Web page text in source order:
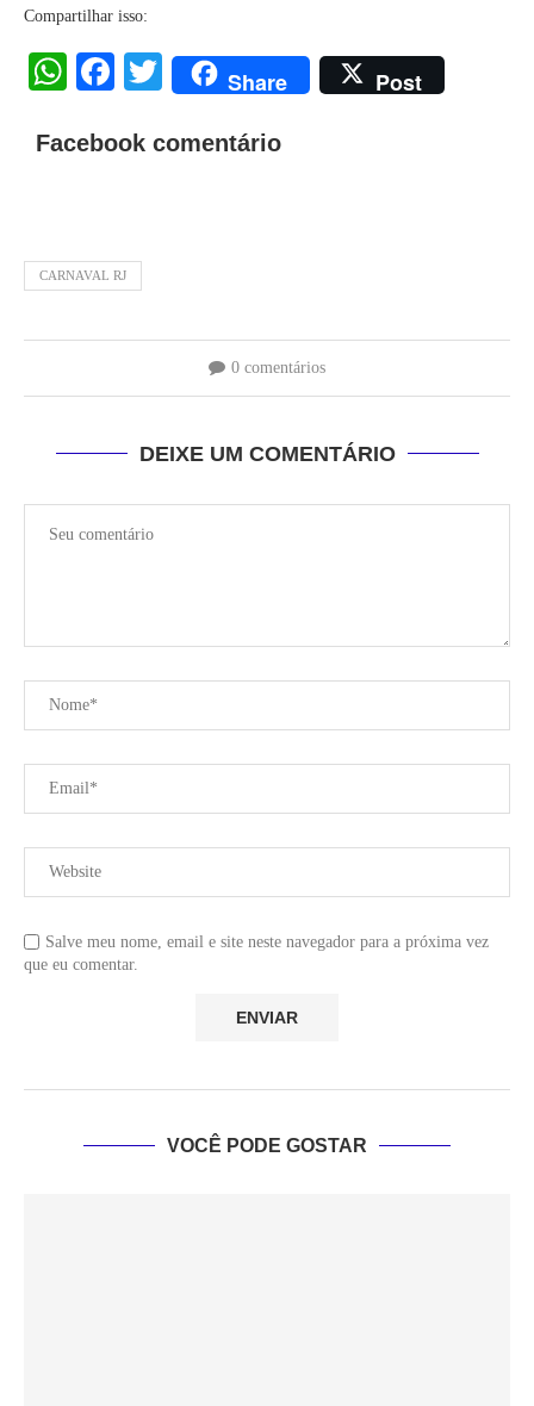
Compartilhar isso:
WhatsApp
Facebook
Twitter
Share Post
Facebook comentário
CARNAVAL RJ
0 comentários
DEIXE UM COMENTÁRIO
Salve meu nome, email e site neste navegador para a próxima vez
que eu comentar.
VOCÊ PODE GOSTAR